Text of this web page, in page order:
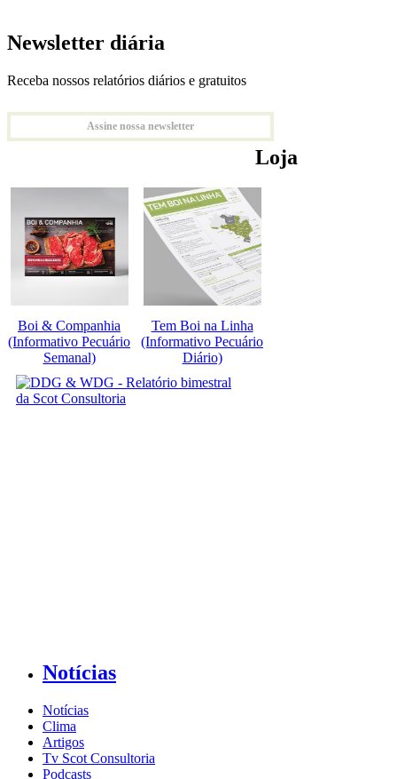
Newsletter diária
Receba nossos relatórios diários e gratuitos
Assine nossa newsletter
Loja
Boi & Companhia
(Informativo Pecuário
Semanal)
Tem Boi na Linha
(Informativo Pecuário
Diário)
Notícias
Notícias
Clima
Artigos
Tv Scot Consultoria
Podcasts